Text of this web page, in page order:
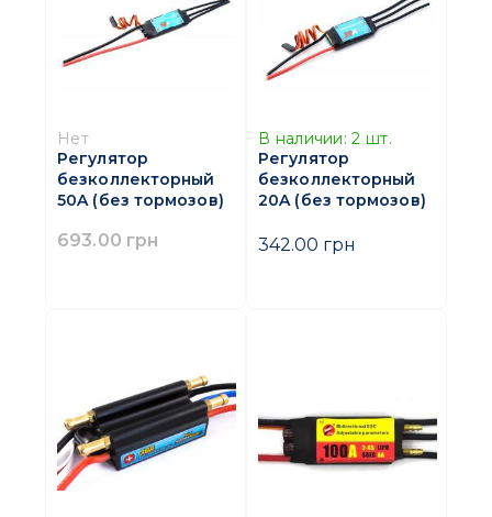
Нет
Регулятор
безколлекторный
50A (без тормозов)
693.00 грн
В наличии: 2 шт.
Регулятор
безколлекторный
20A (без тормозов)
342.00 грн